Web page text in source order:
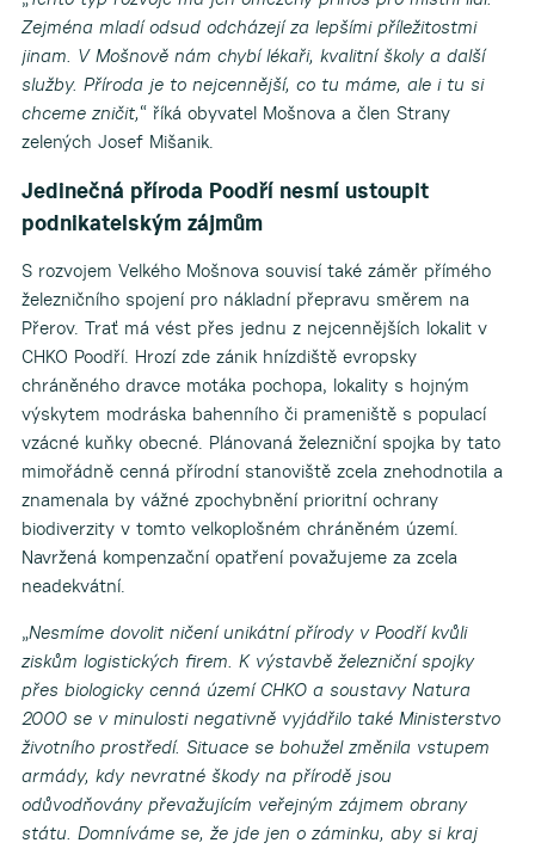
Zejména mladí odsud odcházejí za lepšími příležitostmi
jinam. V Mošnově nám chybí lékaři, kvalitní školy a další
služby. Příroda je to nejcennější, co tu máme, ale i tu si
chceme zničit,“ říká obyvatel Mošnova a člen Strany
zelených Josef Mišanik.
Jedinečná příroda Poodří nesmí ustoupit
podnikatelským zájmům
S rozvojem Velkého Mošnova souvisí také záměr přímého
železničního spojení pro nákladní přepravu směrem na
Přerov. Trať má vést přes jednu z nejcennějších lokalit v
CHKO Poodří. Hrozí zde zánik hnízdiště evropsky
chráněného dravce motáka pochopa, lokality s hojným
výskytem modráska bahenního či prameniště s populací
vzácné kuňky obecné. Plánovaná železniční spojka by tato
mimořádně cenná přírodní stanoviště zcela znehodnotila a
znamenala by vážné zpochybnění prioritní ochrany
biodiverzity v tomto velkoplošném chráněném území.
Navržená kompenzační opatření považujeme za zcela
neadekvátní.
„Nesmíme dovolit ničení unikátní přírody v Poodří kvůli
ziskům logistických firem. K výstavbě železniční spojky
přes biologicky cenná území CHKO a soustavy Natura
2000 se v minulosti negativně vyjádřilo také Ministerstvo
životního prostředí. Situace se bohužel změnila vstupem
armády, kdy nevratné škody na přírodě jsou
odůvodňovány převažujícím veřejným zájmem obrany
státu. Domníváme se, že jde jen o záminku, aby si kraj